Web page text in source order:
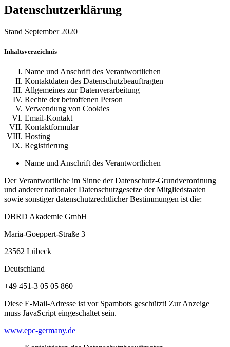
Datenschutzerklärung
Stand September 2020
Inhaltsverzeichnis
Name und Anschrift des Verantwortlichen
Kontaktdaten des Datenschutzbeauftragten
Allgemeines zur Datenverarbeitung
Rechte der betroffenen Person
Verwendung von Cookies
Email-Kontakt
Kontaktformular
Hosting
Registrierung
Name und Anschrift des Verantwortlichen
Der Verantwortliche im Sinne der Datenschutz-Grundverordnung
und anderer nationaler Datenschutzgesetze der Mitgliedstaaten
sowie sonstiger datenschutzrechtlicher Bestimmungen ist die:
DBRD Akademie GmbH
Maria-Goeppert-Straße 3
23562 Lübeck
Deutschland
+49 451-3 05 05 860
Diese E-Mail-Adresse ist vor Spambots geschützt! Zur Anzeige
muss JavaScript eingeschaltet sein.
www.epc-germany.de